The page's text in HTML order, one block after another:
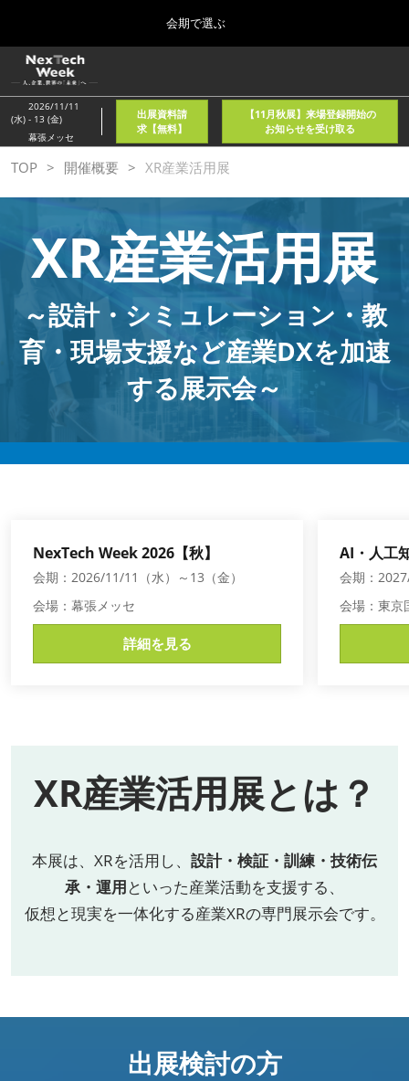
プ
し
て
進
む
to
close
the
menu.
会期で選ぶ
東京国際フォーラム/Tokyo International Forum
2027年04月21日
秋
2026年11月11日
幕張メッセ/Makuhari Messe, Japan
AI・人工知能EXPO NEO
2026年08月05日
東京国際フォーラム/Tokyo International Forum
AI・人工知能EXPO Industry
2027年06月16日
東京ビッグサイト/Tokyo Big Sight, Japan
ー
ナ
ビ
ー
ョ
ン
を
折
た
た
む
2026/11/11
(水) - 13 (金)
幕張メッセ
出展資料請
求【無料】
【11月秋展】来場登録開始の
お知らせを受け取る
TOP 開催概要 XR産業活用展
XR産業活用展
～設計・シミュレーション・教
育・現場支援など産業DXを加速
する展示会～
NexTech Week 2026【秋】
会期：2026/11/11（水）～13（金）
会場：幕張メッセ
詳細を見る
AI・人工
会期：
会場：東
XR産業活用展とは？
本展は、XRを活用し、 設計・検証・訓練・技術伝
承・運用といった産業活動を支援する、
仮想と現実を一体化する産業XRの専門展示会です。
出展検討の方